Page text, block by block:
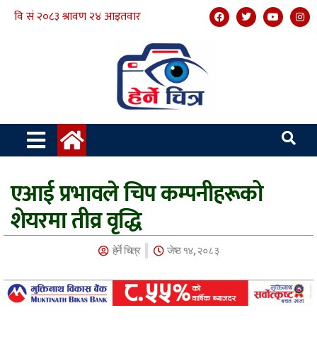
एआई प्रभावले चिप कम्पनीहरूको
शेयरमा तीव्र वृद्धि
हेर्ने चित्र जेष्ठ १४, २०८३